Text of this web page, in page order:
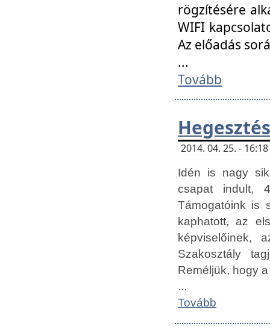
rögzítésére
WIFI
Az előadás
...
Tovább
2014. 04. 25. -
Idén is nagy
csapat indult,
Támogatóink is
kaphatott, az
képviselőinek,
Szakosztály
Reméljük, hogy
...
Tovább